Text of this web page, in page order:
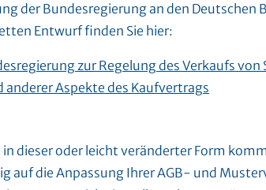
der Bundesregierung an den Deutschen
Entwurf finden Sie hier:
zur Regelung des Verkaufs von
Aspekte des Kaufvertrags
dieser oder leicht veränderter Form
auf die Anpassung Ihrer AGB- und